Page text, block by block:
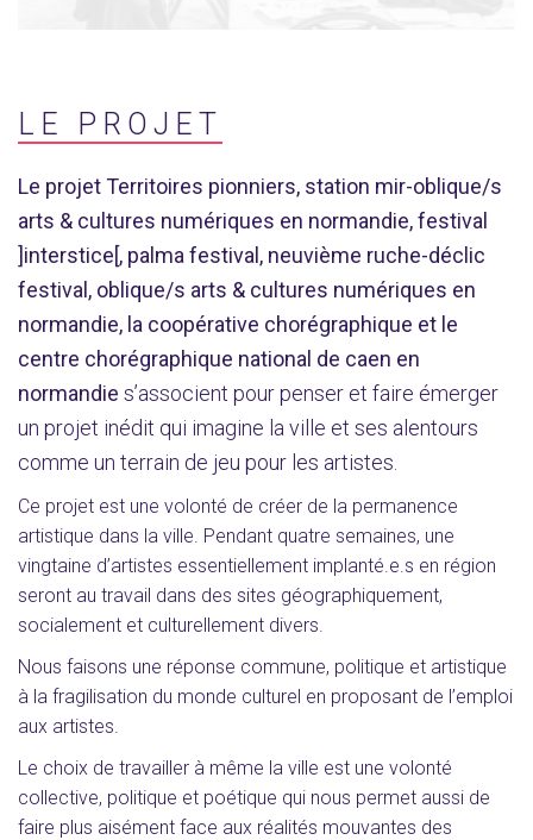
LE PROJET
Le projet Territoires pionniers, station mir-oblique/s
arts & cultures numériques en normandie, festival
]interstice[, palma festival, neuvième ruche-déclic
festival, oblique/s arts & cultures numériques en
normandie, la coopérative chorégraphique et le
centre chorégraphique national de caen en
normandie s’associent pour penser et faire émerger
un projet inédit qui imagine la ville et ses alentours
comme un terrain de jeu pour les artistes.
Ce projet est une volonté de créer de la permanence
artistique dans la ville. Pendant quatre semaines, une
vingtaine d’artistes essentiellement implanté.e.s en région
seront au travail dans des sites géographiquement,
socialement et culturellement divers.
Nous faisons une réponse commune, politique et artistique
à la fragilisation du monde culturel en proposant de l’emploi
aux artistes.
Le choix de travailler à même la ville est une volonté
collective, politique et poétique qui nous permet aussi de
faire plus aisément face aux réalités mouvantes des